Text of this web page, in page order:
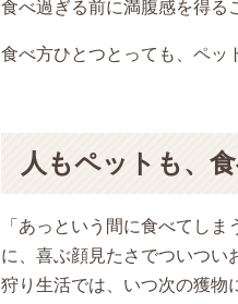
食べ過ぎる前に満腹感を得る
食べ方ひとつとっても、ペッ
人もペットも、
「あっという間に食べてし
に、喜ぶ顔見たさでついつい
狩り生活では、いつ次の獲物